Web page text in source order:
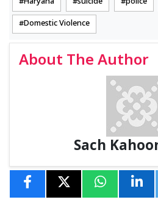
Haryana suicide police
Domestic Violence
About The Author
Sach